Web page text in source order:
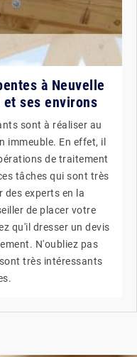
à Neuvelle
et ses environs
sont à réaliser au
immeuble. En effet, il
de traitement
tâches qui sont très
des experts en la
de placer votre
qu'il dresser un devis
N'oubliez pas
très intéressants